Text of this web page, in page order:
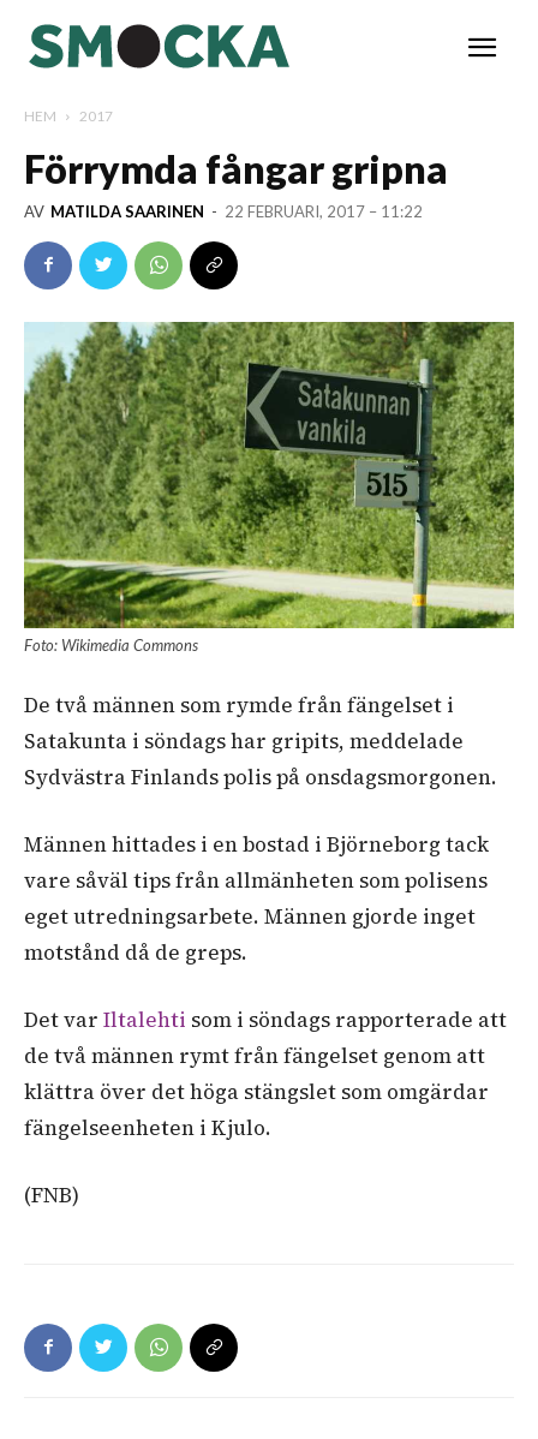
HEM 2017
Förrymda fångar gripna
AV MATILDA SAARINEN - 22 FEBRUARI, 2017 – 11:22
Foto: Wikimedia Commons
De två männen som rymde från fängelset i
Satakunta i söndags har gripits, meddelade
Sydvästra Finlands polis på onsdagsmorgonen.
Männen hittades i en bostad i Björneborg tack
vare såväl tips från allmänheten som polisens
eget utredningsarbete. Männen gjorde inget
motstånd då de greps.
Det var Iltalehti som i söndags rapporterade att
de två männen rymt från fängelset genom att
klättra över det höga stängslet som omgärdar
fängelseenheten i Kjulo.
(FNB)